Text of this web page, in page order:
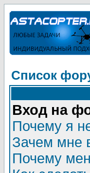
Список
Вход на
Почему я
Зачем мне
Почему